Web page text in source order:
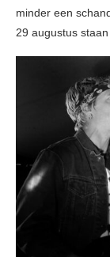
minder een
29 augustus